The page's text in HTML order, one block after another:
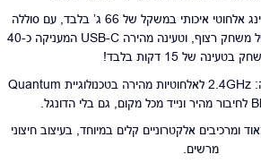
לחוק הגנת הצרכן ובאריזה המקורית
ה- Aerox 3 הוא עכבר גיימינג אלחוטי איכותי במשקל של 66 ג’ בלבד, עם סוללה
המספיקה לעד 200 שעות של משחק רצוף, וטעינה מהירה USB-C המעניקה כ-40
של 15 דקות בלבד!
הוא מגיע עם קישוריות כפולה: 2.4GHz לאלחוטיות מהירה בטכנולוגיית Quantum
ומרכיבים אלקטרוניים קלים במיוחד, בעיצוב חיצוני
מרשים.